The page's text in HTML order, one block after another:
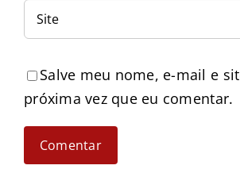
Salve meu nome, e-mail e
próxima vez que eu comentar.